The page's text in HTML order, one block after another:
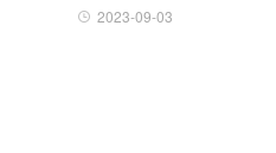
2023-09-03